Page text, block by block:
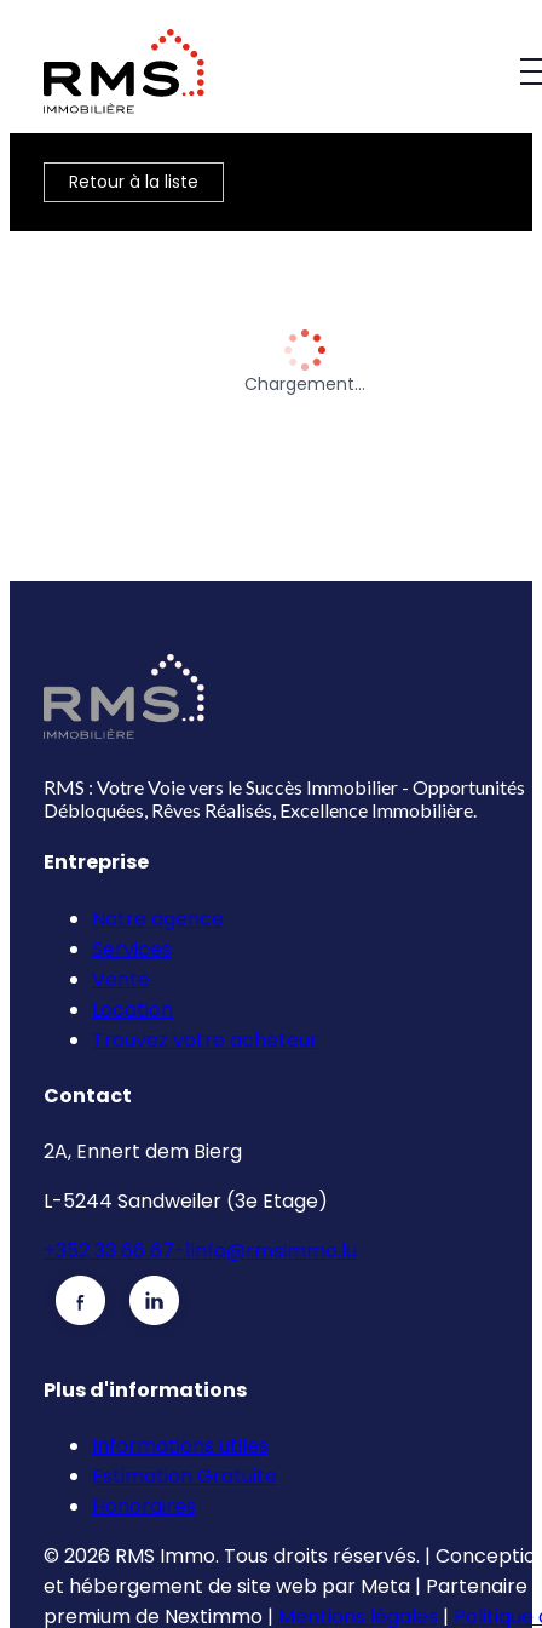
Retour à la liste
Chargement…
RMS : Votre Voie vers le Succès Immobilier - Opportunités
Débloquées, Rêves Réalisés, Excellence Immobilière.
Entreprise
Notre agence
Services
Vente
Location
Trouvez votre acheteur
Contact
2A, Ennert dem Bierg
L-5244 Sandweiler (3e Etage)
+352 33 66 67-1info@rmsimmo.lu
Plus d'informations
Informations utiles
Estimation Gratuite
Honoraires
© 2026 RMS Immo. Tous droits réservés. |
et hébergement de site web par Meta | Partenaire
premium de Nextimmo | Mentions légales | Politique